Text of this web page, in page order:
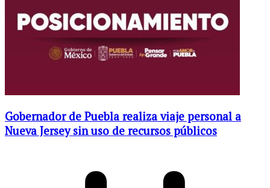
Gobernador de Puebla realiza viaje personal a
Nueva Jersey sin uso de recursos públicos